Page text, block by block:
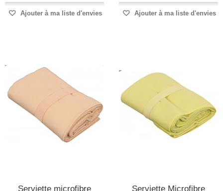
Ajouter à ma liste d'envies Ajouter à ma liste d'envies
Serviette microfibre Serviette Microfibre